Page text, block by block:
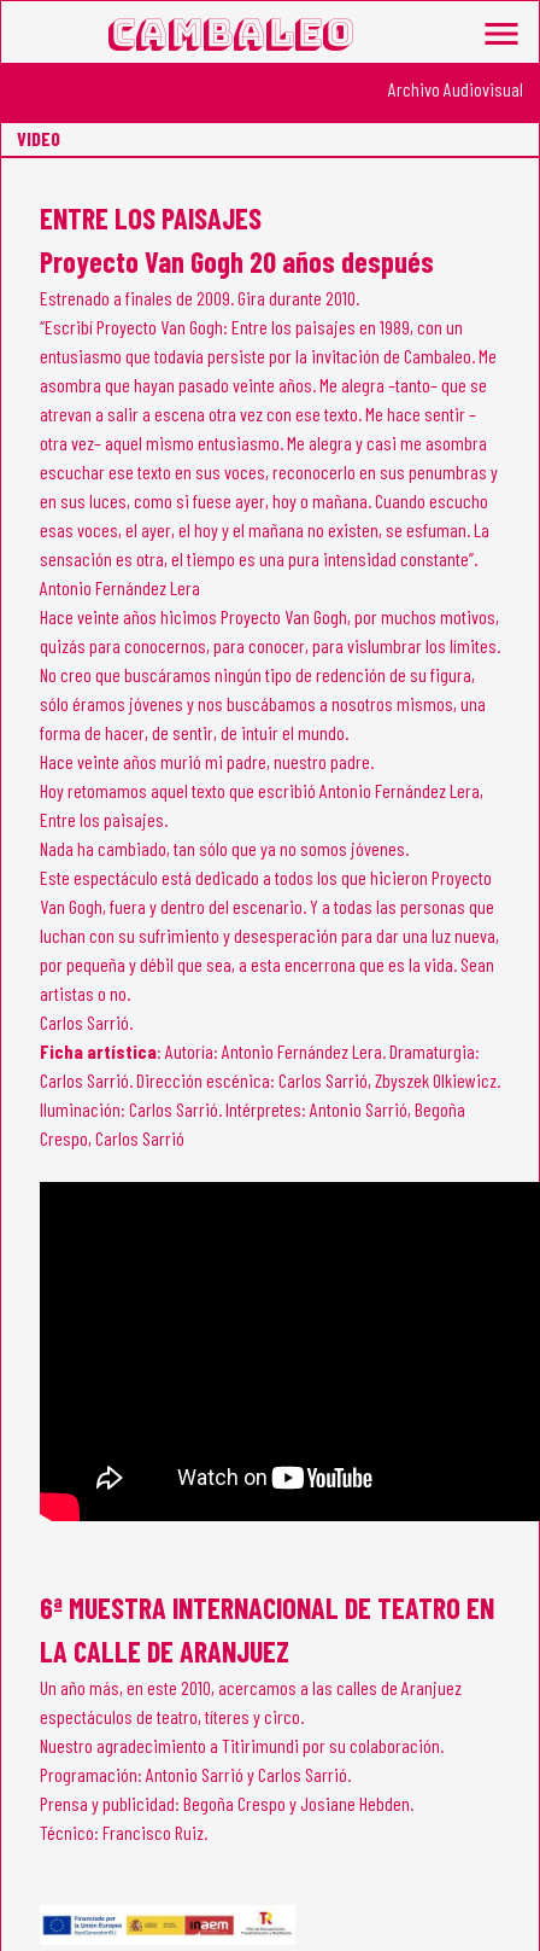
Cambaleo menu
Archivo Audiovisual
VIDEO
ENTRE LOS PAISAJES
Proyecto Van Gogh 20 años después
Estrenado a finales de 2009. Gira durante 2010.
“Escribí Proyecto Van Gogh: Entre los paisajes en 1989, con un
entusiasmo que todavía persiste por la invitación de Cambaleo. Me
asombra que hayan pasado veinte años. Me alegra –tanto– que se
atrevan a salir a escena otra vez con ese texto. Me hace sentir –
otra vez– aquel mismo entusiasmo. Me alegra y casi me asombra
escuchar ese texto en sus voces, reconocerlo en sus penumbras y
en sus luces, como si fuese ayer, hoy o mañana. Cuando escucho
esas voces, el ayer, el hoy y el mañana no existen, se esfuman. La
sensación es otra, el tiempo es una pura intensidad constante”.
Antonio Fernández Lera
Hace veinte años hicimos Proyecto Van Gogh, por muchos motivos,
quizás para conocernos, para conocer, para vislumbrar los límites.
No creo que buscáramos ningún tipo de redención de su figura,
sólo éramos jóvenes y nos buscábamos a nosotros mismos, una
forma de hacer, de sentir, de intuir el mundo.
Hace veinte años murió mi padre, nuestro padre.
Hoy retomamos aquel texto que escribió Antonio Fernández Lera,
Entre los paisajes.
Nada ha cambiado, tan sólo que ya no somos jóvenes.
Este espectáculo está dedicado a todos los que hicieron Proyecto
Van Gogh, fuera y dentro del escenario. Y a todas las personas que
luchan con su sufrimiento y desesperación para dar una luz nueva,
por pequeña y débil que sea, a esta encerrona que es la vida. Sean
artistas o no.
Carlos Sarrió.
Ficha artística: Autoría: Antonio Fernández Lera. Dramaturgia:
Carlos Sarrió. Dirección escénica: Carlos Sarrió, Zbyszek Olkiewicz.
Iluminación: Carlos Sarrió. Intérpretes: Antonio Sarrió, Begoña
Crespo, Carlos Sarrió
6ª MUESTRA INTERNACIONAL DE TEATRO EN
LA CALLE DE ARANJUEZ
Un año más, en este 2010, acercamos a las calles de Aranjuez
espectáculos de teatro, títeres y circo.
Nuestro agradecimiento a Titirimundi por su colaboración.
Programación: Antonio Sarrió y Carlos Sarrió.
Prensa y publicidad: Begoña Crespo y Josiane Hebden.
Técnico: Francisco Ruiz.